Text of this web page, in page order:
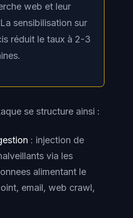
web et leur
sensibilisation sur
réduit le taux à 2-3
se structure ainsi :
: injection de
via les
alimentant le
email, web crawl,